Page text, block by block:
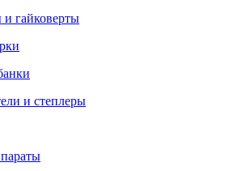
гайковерты
и степлеры